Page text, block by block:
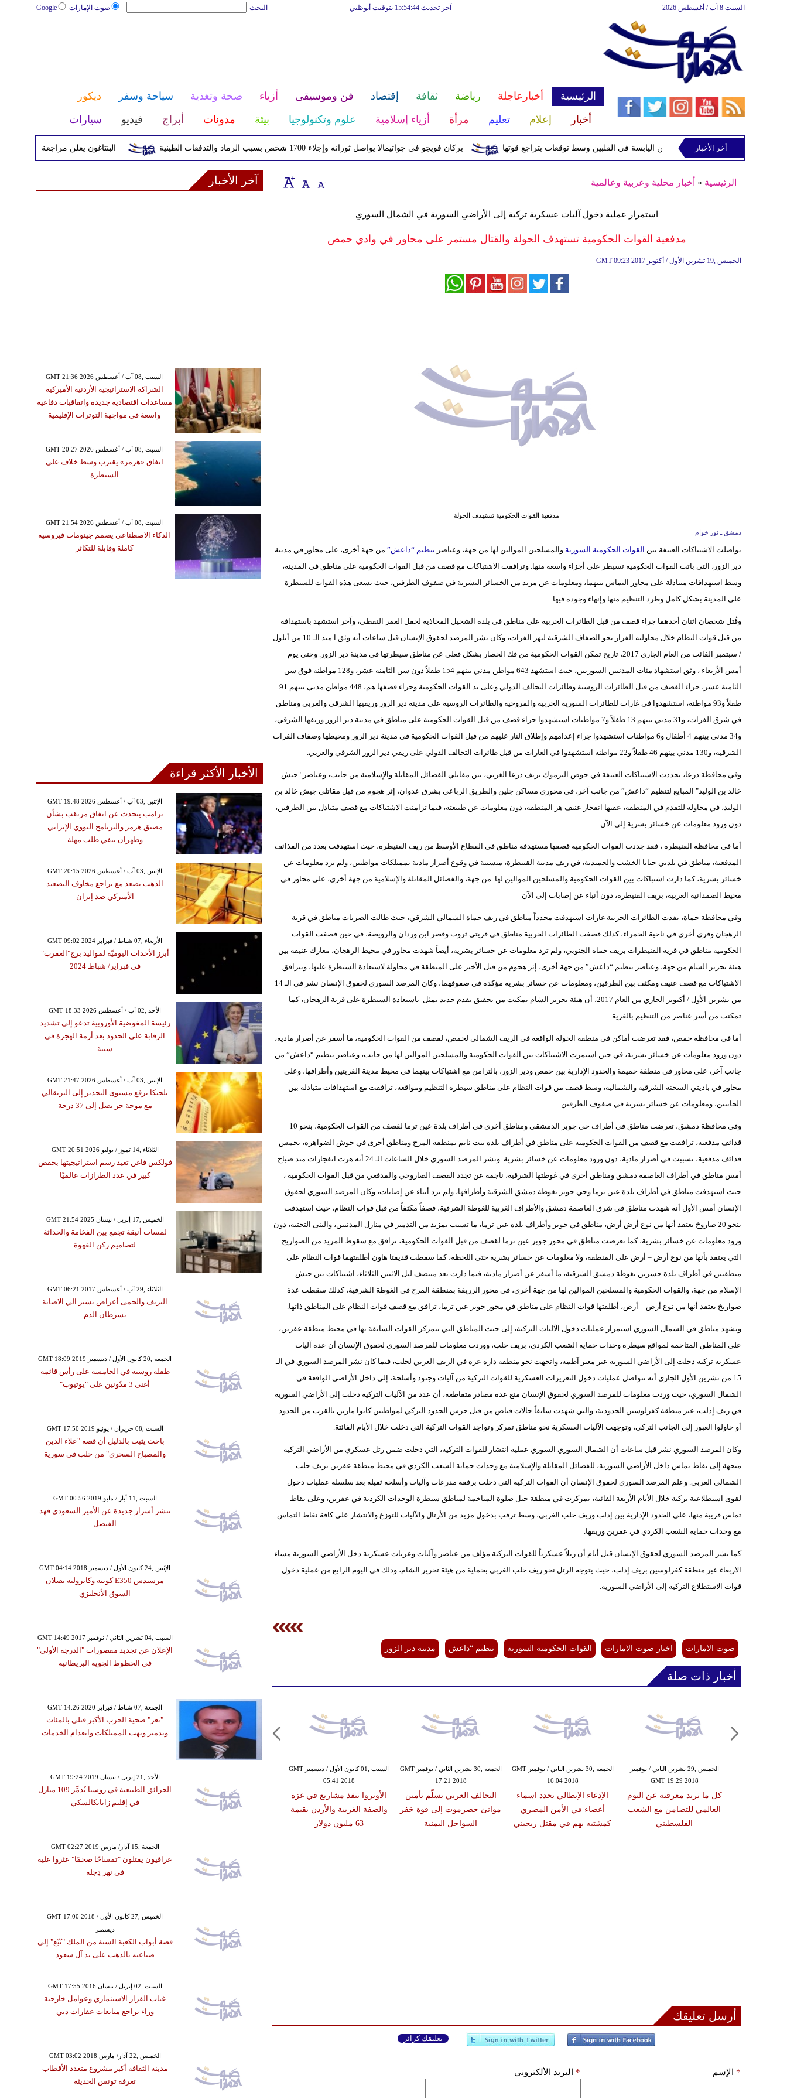
صوت الإمارات Google البحث آخر تحديث 15:54:44 بتوقيت أبوظبي السبت 8 آب / أغسطس 2026
الرئيسية أخبارعاجلة رياضة ثقافة إقتصاد فن وموسيقى أزياء صحة وتغذية سياحة وسفر
ديكور
أخبار
إعلام تعليم مرأة أزياء إسلامية علوم وتكنولوجيا بيئة مدونات أبراج فيديو سيارات
البنتاغون يعلن مراجعة التواجد بركان فويجو في جواتيمالا يواصل ثورانه وإجلاء 1700 شخص بسبب الرماد والتدفقات الطينية الاستوائية "مايماي" تقترب من اليابسة في الفلبين وسط توقعات بتراجع قوتها
أخر الأخبار
الرئيسية » أخبار محلية وعربية وعالمية
استمرار عملية دخول آليات عسكرية تركية إلى الأراضي السورية في الشمال السوري
مدفعية القوات الحكومية تستهدف الحولة والقتال مستمر على محاور في وادي حمص
GMT 09:23 2017 الخميس ,19 تشرين الأول / أكتوبر
مدفعية القوات الحكومية تستهدف الحولة
دمشق ـ نور خوام
تواصلت الاشتباكات العنيفة بين القوات الحكومية السورية والمسلحين الموالين لها من جهة، وعناصر تنظيم “داعش”من جهة أخرى، على محاور في مدينة
دير الزور، التي باتت القوات الحكومية تسيطر على أجزاء واسعة منها. وترافقت الاشتباكات مع قصف من قبل القوات الحكومية على مناطق في المدينة،
وسط استهدافات متبادلة على محاور التماس بينهما، ومعلومات عن مزيد من الخسائر البشرية في صفوف الطرفين، حيث تسعى هذه القوات للسيطرة
على المدينة بشكل كامل وطرد التنظيم منها وإنهاء وجوده فيها.
وقُتل شخصان اثنان أحدهما جراء قصف من قبل الطائرات الحربية على مناطق في بلدة الشحيل المحاذية لحقل العمر النفطي، وآخر استشهد باستهدافه
من قبل قوات النظام خلال محاولته الفرار نحو الضفاف الشرقية لنهر الفرات، وكان نشر المرصد لحقوق الإنسان قبل ساعات أنه وثق ا منذ الـ 10 من أيلول
/ سبتمبر الفائت من العام الجاري 2017، تاريخ تمكن القوات الحكومية من فك الحصار بشكل فعلي عن مناطق سيطرتها في مدينة دير الزور. وحتى يوم
أمس الأربعاء ، وثق استشهاد مئات المدنيين السوريين، حيث استشهد 643 مواطن مدني بينهم 154 طفلاً دون سن الثامنة عشر، و128 مواطنة فوق سن
الثامنة عشر، جراء القصف من قبل الطائرات الروسية وطائرات التحالف الدولي وعلى يد القوات الحكومية وجراء قصفها هم، 448 مواطن مدني بينهم 91
طفلاً و93 مواطنة، استشهدوا في غارات للطائرات السورية الحربية والمروحية والطائرات الروسية على مدينة دير الزور وريفيها الشرقي والغربي ومناطق
في شرق الفرات، و31 مدني بينهم 13 طفلاً و7 مواطنات استشهدوا جراء قصف من قبل القوات الحكومية على مناطق في مدينة دير الزور وريفها الشرقي،
و34 مدني بينهم 4 أطفال و6 مواطنات استشهدوا جراء إعدامهم وإطلاق النار عليهم من قبل القوات الحكومية في مدينة دير الزور ومحيطها وضفاف الفرات
الشرقية، و130 مدني بينهم 46 طفلاً و22 مواطنة استشهدوا في الغارات من قبل طائرات التحالف الدولي على ريفي دير الزور الشرقي والغربي.
وفي محافظة درعا، تجددت الاشتباكات العنيفة في حوض اليرموك بريف درعا الغربي، بين مقاتلي الفصائل المقاتلة والإسلامية من جانب، وعناصر "جيش
خالد بن الوليد" المبايع لتنظيم “داعش” من جانب آخر، في محوري مساكن جلين والطريق الرباعي بشرق عدوان، إثر هجوم من قبل مقاتلي جيش خالد بن
الوليد، في محاولة للتقدم في المنطقة، عقبها انفجار عنيف هز المنطقة، دون معلومات عن طبيعته، فيما تزامنت الاشتباكات مع قصف متبادل بين الطرفين،
دون ورود معلومات عن خسائر بشرية إلى الآن
أما في محافظة القنيطرة ، فقد جددت القوات الحكومية قصفها مستهدفة مناطق في القطاع الأوسط من ريف القنيطرة، حيث استهدفت بعدد من القذائف
المدفعية، مناطق في بلدتي جباتا الخشب والحميدية، في ريف مدينة القنيطرة، متسببة في وقوع أضرار مادية بممتلكات مواطنين، ولم ترد معلومات عن
خسائر بشرية، كما دارت اشتباكات بين القوات الحكومية والمسلحين الموالين لها من جهة، والفصائل المقاتلة والإسلامية من جهة أخرى، على محاور في
محيط الصمدانية الغربية، بريف القنيطرة، دون أنباء عن إصابات إلى الآن
وفي محافظة حماة، نفذت الطائرات الحربية غارات استهدفت مجدداً مناطق في ريف حماة الشمالي الشرقي، حيث طالت الضربات مناطق في قرية
الرهجان وقرى أخرى في ناحية الحمراء، كذلك قصفت الطائرات الحربية مناطق في قريتي ثروت وقصر ابن وردان والرويضة، في حين قصفت القوات
الحكومية مناطق في قرية القنيطرات بريف حماة الجنوبي، ولم ترد معلومات عن خسائر بشرية، أيضاً شهدت محاور في محيط الرهجان، معارك عنيفة بين
هيئة تحرير الشام من جهة، وعناصر تنظيم “داعش” من جهة أخرى، إثر هجوم من قبل الأخير على المنطقة في محاولة لاستعادة السيطرة عليها، وتترافق
الاشتباكات مع قصف عنيف ومكثف بين الطرفين، ومعلومات عن خسائر بشرية مؤكدة في صفوفهما، وكان المرصد السوري لحقوق الإنسان نشر في الـ 14
من تشرين الأول / أكتوبر الجاري من العام 2017، أن هيئة تحرير الشام تمكنت من تحقيق تقدم جديد تمثل باستعادة السيطرة على قرية الرهجان، كما
تمكنت من أسر عناصر من التنظيم بالقرية
أما في محافظة حمص، فقد تعرضت أماكن في منطقة الحولة الواقعة في الريف الشمالي لحمص، لقصف من القوات الحكومية، ما أسفر عن أضرار مادية،
دون ورود معلومات عن خسائر بشرية، في حين استمرت الاشتباكات بين القوات الحكومية والمسلحين الموالين لها من جانب، وعناصر تنظيم “داعش” من
جانب آخر، على محاور في منطقة حميمة والحدود الإدارية بين حمص ودير الزور، بالتزامن مع اشتباكات بينهما في محيط مدينة القريتين وأطرافها، وعلى
محاور في باديتي السخنة الشرقية والشمالية، وسط قصف من قوات النظام على مناطق سيطرة التنظيم ومواقعه، ترافقت مع استهدافات متبادلة بين
الجانبين، ومعلومات عن خسائر بشرية في صفوف الطرفين.
وفي محافظة دمشق، تعرضت مناطق في أطراف حي جوبر الدمشقي ومناطق أخرى في أطراف بلدة عين ترما لقصف من القوات الحكومية، بنحو 10
قذائف مدفعية، ترافقت مع قصف من القوات الحكومية على مناطق في أطراف بلدة بيت نايم بمنطقة المرج ومناطق أخرى في حوش الضواهرة، بخمس
قذائف مدفعية، تسببت في أضرار مادية، دون ورود معلومات عن خسائر بشرية. ونشر المرصد السوري خلال الساعات الـ 24 أنه هزت انفجارات منذ صباح
أمس مناطق في أطراف العاصمة دمشق ومناطق أخرى في غوطتها الشرقية، ناجمة عن تجدد القصف الصاروخي والمدفعي من قبل القوات الحكومية ،
حيث استهدفت مناطق في أطراف بلدة عين ترما وحي جوبر بغوطة دمشق الشرقية وأطرافها، ولم ترد أنباء عن إصابات، وكان المرصد السوري لحقوق
الإنسان أمس الأول أنه شهدت مناطق في شرق العاصمة دمشق والأطراف الغربية للغوطة الشرقية، قصفاً مكثفاً من قبل قوات النظام، حيث استهدفت
بنحو 20 صاروخ يعتقد أنها من نوع أرض أرض، مناطق في جوبر وأطراف بلدة عين ترما، ما تسبب بمزيد من التدمير في منازل المدنيين، والبنى التحتية، دون
ورود معلومات عن خسائر بشرية، كما تعرضت مناطق في محور جوبر عين ترما لقصف من قبل القوات الحكومية، ترافق مع سقوط المزيد من الصواريخ
التي يعتقد بأنها من نوع أرض – أرض على المنطقة، ولا معلومات عن خسائر بشرية حتى اللحظة، كما سقطت قذيفتا هاون أطلقتهما قوات النظام على
منطقتين في أطراف بلدة جسرين بغوطة دمشق الشرقية، ما أسفر عن أضرار مادية، فيما دارت بعد منتصف ليل الاثنين الثلاثاء، اشتباكات بين جيش
الإسلام من جهة، والقوات الحكومية والمسلحين الموالين لها من جهة أخرى، في محور الزريقة بمنطقة المرج في الغوطة الشرقية، كذلك سقطت عدة
صواريخ يعتقد أنها من نوع أرض – أرض، أطلقتها قوات النظام على مناطق في محور جوبر عين ترما، ترافق مع قصف قوات النظام على المناطق ذاتها.
وتشهد مناطق في الشمال السوري استمرار عمليات دخول الآليات التركية، إلى حيث المناطق التي تتمركز القوات السابقة بها في محيط منطقة عفرين،
على المناطق المتاخمة لمواقع سيطرة وحدات حماية الشعب الكردي، بريف حلب، ووردت معلومات للمرصد السوري لحقوق الإنسان أن عدة آليات
عسكرية تركية دخلت إلى الأراضي السورية عبر معبر آطمة، واتجهت نحو منطقة دارة عزة في الريف الغربي لحلب، فيما كان نشر المرصد السوري في الـ
15 من تشرين الأول الجاري أنه تتواصل عمليات دخول التعزيزات العسكرية للقوات التركية من آليات وجنود وأسلحة، إلى داخل الأراضي الواقعة في
الشمال السوري، حيث وردت معلومات للمرصد السوري لحقوق الإنسان منع عدة مصادر متقاطعة، أن عدد من الآليات التركية دخلت إلى الأراضي السورية
في ريف إدلب، عبر منطقة كفرلوسين الحدودية، والتي شهدت سابقاً حالات قناص من قبل حرس الحدود التركي لمواطنين كانوا مارين بالقرب من الحدود
أو حاولوا العبور إلى الجانب التركي، وتوجهت الآليات العسكرية نحو مناطق تمركز وتواجد القوات التركية التي دخلت خلال الأيام الفائتة.
وكان المرصد السوري نشر قبل ساعات أن الشمال السوري السوري عملية انتشار للقوات التركية، التي دخلت ضمن رتل عسكري من الأراضي التركية
متجهة إلى نقاط تماس داخل الأراضي السورية، للفصائل المقاتلة والإسلامية مع وحدات حماية الشعب الكردي في محيط منطقة عفرين بريف حلب
الشمالي الغربي. وعلم المرصد السوري لحقوق الإنسان أن القوات التركية التي دخلت برفقة مدرعات وآليات وأسلحة ثقيلة بعد سلسلة عمليات دخول
لقوى استطلاعية تركية خلال الأيام الأربعة الفائتة، تمركزت في منطقة جبل صلوة المتاخمة لمناطق سيطرة الوحدات الكردية في عفرين، وعلى نقاط
تماس قريبة منها، على الحدود الإدارية بين إدلب وريف حلب الغربي، وسط ترقب بدخول مزيد من الأرتال والآليات للتوزع والانتشار على كافة نقاط التماس
مع وحدات حماية الشعب الكردي في عفرين وريفها.
كما نشر المرصد السوري لحقوق الإنسان قبل أيام أن رتلاً عسكرياً للقوات التركية مؤلف من عناصر وآليات وعربات عسكرية دخل الأراضي السورية مساء
الاربعاء عبر منطقة كفرلوسين بريف إدلب، حيث يتوجه الرتل نحو ريف حلب الغربي بحماية من هيئة تحرير الشام، وذلك في اليوم الرابع من عملية دخول
قوات الاستطلاع التركية إلى الأراضي السورية.
صوت الامارات اخبار صوت الامارات القوات الحكومية السورية تنظيم “داعش مدينة دير الزور
أخبار ذات صلة
السبت ,01 كانون الأول / ديسمبر GMT
05:41 2018
الأونروا تنفذ مشاريع في غزة
والضفة الغربية والأردن بقيمة
63 مليون دولار
الجمعة ,30 تشرين الثاني / نوفمبر GMT
17:21 2018
التحالف العربي يسلّم تأمين
موانئ حضرموت إلى قوة خفر
السواحل اليمنية
الجمعة ,30 تشرين الثاني / نوفمبر GMT
16:04 2018
الإدعاء الإيطالي يحدد اسماء
أعضاء في الأمن المصري
كمشتبه بهم في مقتل ريجيني
الخميس ,29 تشرين الثاني / نوفمبر
GMT 19:29 2018
كل ما تريد معرفته عن اليوم
العالمي للتضامن مع الشعب
الفلسطيني
أرسل تعليقك
تعليقك كزائر
الإسم * البريد الألكتروني *
آخر الأخبار
GMT 21:36 2026 السبت ,08 آب / أغسطس
الشراكة الاستراتيجية الأردنية الأميركية
مساعدات اقتصادية جديدة واتفاقيات دفاعية
واسعة في مواجهة التوترات الإقليمية
GMT 20:27 2026 السبت ,08 آب / أغسطس
اتفاق «هرمز» يقترب وسط خلاف على
السيطرة
GMT 21:54 2026 السبت ,08 آب / أغسطس
الذكاء الاصطناعي يصمم جينومات فيروسية
كاملة وقابلة للتكاثر
الأخبار الأكثر قراءة
GMT 19:48 2026 الإثنين ,03 آب / أغسطس
ترامب يتحدث عن اتفاق مرتقب بشأن
مضيق هرمز والبرنامج النووي الإيراني
وطهران تنفي طلب مهلة
GMT 20:15 2026 الإثنين ,03 آب / أغسطس
الذهب يصعد مع تراجع مخاوف التصعيد
الأميركي ضد إيران
GMT 09:02 2024 الأربعاء ,07 شباط / فبراير
أبرز الأحداث اليوميّة لمواليد برج"العقرب"
في فبراير/ شباط 2024
GMT 18:33 2026 الأحد ,02 آب / أغسطس
رئيسة المفوضية الأوروبية تدعو إلى تشديد
الرقابة على الحدود بعد أزمة الهجرة في
سبتة
GMT 21:47 2026 الإثنين ,03 آب / أغسطس
بلجيكا ترفع مستوى التحذير إلى البرتقالي
مع موجة حر تصل إلى 37 درجة
GMT 20:51 2026 الثلاثاء ,14 تموز / يوليو
فولكس فاغن تعيد رسم استراتيجيتها بخفض
كبير في عدد الطرازات عالميًا
GMT 21:54 2025 الخميس ,17 إبريل / نيسان
لمسات أنيقة تجمع بين الفخامة والحداثة
لتصاميم ركن القهوة
GMT 06:21 2017 الثلاثاء ,29 آب / أغسطس
النزيف والحمى أعراض تشير الي الاصابة
بسرطان الدم
GMT 18:09 2019 الجمعة ,20 كانون الأول / ديسمبر
طفلة روسية في الخامسة على رأس قائمة
أغنى 3 مدّونين على "يوتيوب"
GMT 17:50 2019 السبت ,08 حزيران / يونيو
باحث يثبت بالدليل أن قصة "علاء الدين
والمصباح السحري" من حلب في سورية
GMT 00:56 2019 السبت ,11 أيار / مايو
ننشر أسرار جديدة عن الأمير السعودي فهد
الفيصل
GMT 04:14 2018 الإثنين ,24 كانون الأول / ديسمبر
مرسيدس E350 كوبيه وكابروليه يصلان
السوق الأنجليزي
GMT 14:49 2017 السبت ,04 تشرين الثاني / نوفمبر
الإعلان عن تجديد مقصورات "الدرجة الأولى"
في الخطوط الجوية البريطانية
GMT 14:26 2020 الجمعة ,07 شباط / فبراير
"تعز" ضحية الحرب الأكبر قتلى بالمئات
وتدمير ونهب الممتلكات وانعدام الخدمات
GMT 19:24 2019 الأحد ,21 إبريل / نيسان
الحرائق الطبيعية في روسيا تُدمِّر 109 منازل
في إقليم زابايكالسكي
GMT 02:27 2019 الجمعة ,15 آذار/ مارس
عراقيون يقتلون "تمساحًا ضخمًا" عثروا عليه
في نهر دِجلة
GMT 17:00 2018 الخميس ,27 كانون الأول /
ديسمبر
قصة أبواب الكعبة الستة من الملك "تُبّع" إلى
صناعته بالذهب على يد آل سعود
GMT 17:55 2016 السبت ,02 إبريل / نيسان
غياب القرار الاستثماري وعوامل خارجية
وراء تراجع مبايعات عقارات دبي
GMT 03:02 2018 الخميس ,22 آذار/ مارس
مدينة الثقافة أكبر مشروع متعدد الأقطاب
تعرفه تونس الحديثة